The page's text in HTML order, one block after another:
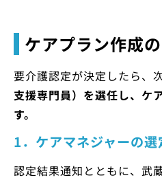
ケアプラン作成
要介護認定が決定したら、
支援専門員）を選任し、ケ
す。
1．ケアマネジャーの選
認定結果通知とともに、武